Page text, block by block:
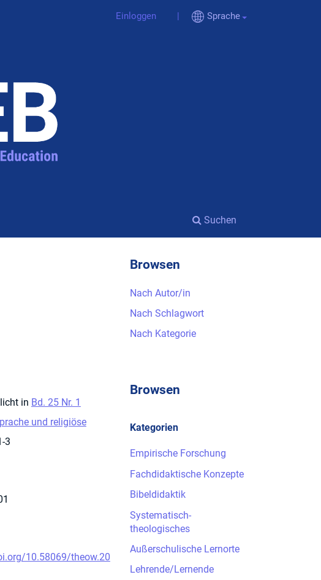
Suchen
Einloggen Sprache
in Bd. 25 Nr. 1
und religiöse
3
10.58069/theow.20
Browsen
Nach Autor/in
Nach Schlagwort
Nach Kategorie
Browsen
Kategorien
Empirische Forschung
Fachdidaktische Konzepte
Bibeldidaktik
Systematisch-
theologisches
Außerschulische Lernorte
Lehrende/Lernende